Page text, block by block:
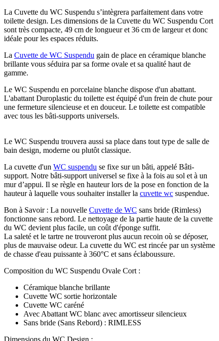
La Cuvette du WC Suspendu s’intègrera parfaitement dans votre
toilette design. Les dimensions de la Cuvette du WC Suspendu Cort
sont très compacte, 49 cm de longueur et 36 cm de largeur et donc
idéale pour les espaces réduits.
La Cuvette de WC Suspendu gain de place en céramique blanche
brillante vous séduira par sa forme ovale et sa qualité haut de
gamme.
Le WC Suspendu en porcelaine blanche dispose d'un abattant.
L'abattant Duroplastic du toilette est équipé d'un frein de chute pour
une fermeture silencieuse et en douceur. Le toilette est compatible
avec tous les bâti-supports universels.
Le WC Suspendu trouvera aussi sa place dans tout type de salle de
bain design, moderne ou plutôt classique.
La cuvette d'un WC suspendu se fixe sur un bâti, appelé Bâti-
support. Notre bâti-support universel se fixe à la fois au sol et à un
mur d’appui. Il se règle en hauteur lors de la pose en fonction de la
hauteur à laquelle vous souhaiter installer la cuvette wc suspendue.
Bon à Savoir : La nouvelle Cuvette de WC sans bride (Rimless)
fonctionne sans rebord. Le nettoyage de la partie haute de la cuvette
du WC devient plus facile, un coût d'éponge suffit.
La saleté et le tartre ne trouveront plus aucun recoin où se déposer,
plus de mauvaise odeur. La cuvette du WC est rincée par un système
de chasse d'eau puissante à 360°C et sans éclaboussure.
Composition du WC Suspendu Ovale Cort :
Céramique blanche brillante
Cuvette WC sortie horizontale
Cuvette WC caréné
Avec Abattant WC blanc avec amortisseur silencieux
Sans bride (Sans Rebord) : RIMLESS
Dimensions du WC Design :